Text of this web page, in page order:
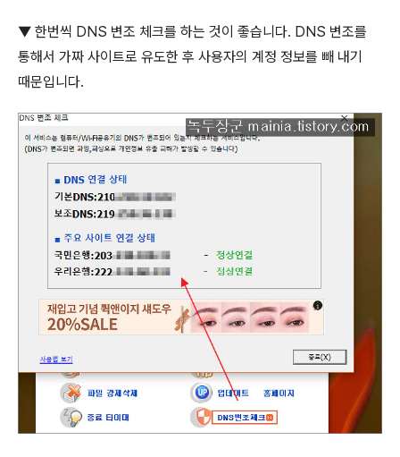
▼ 한번씩 DNS 변조 체크를 하는 것이 좋습니다. DNS 변조를
통해서 가짜 사이트로 유도한 후 사용자의 계정 정보를 빼 내기
때문입니다.